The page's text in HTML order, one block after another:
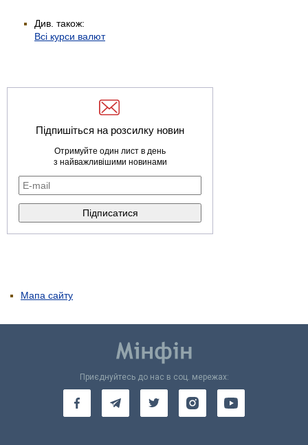
Див. також:
Всі курси валют
Підпишіться на розсилку новин
Отримуйте один лист в день
з найважливішими новинами
Мапа сайту
Приєднуйтесь до нас в соц. мережах: